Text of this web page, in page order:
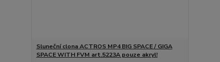
Sluneční clona ACTROS MP4 BIG SPACE / GIGA
SPACE WITH FVM art.5223A pouze akryl!